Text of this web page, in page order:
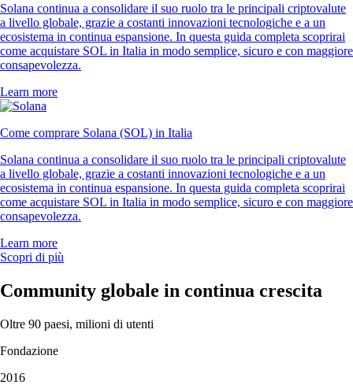
Solana continua a consolidare il suo ruolo tra le principali criptovalute
a livello globale, grazie a costanti innovazioni tecnologiche e a un
ecosistema in continua espansione. In questa guida completa scoprirai
come acquistare SOL in Italia in modo semplice, sicuro e con maggiore
consapevolezza.
Learn more
Come comprare Solana (SOL) in Italia
Solana continua a consolidare il suo ruolo tra le principali criptovalute
a livello globale, grazie a costanti innovazioni tecnologiche e a un
ecosistema in continua espansione. In questa guida completa scoprirai
come acquistare SOL in Italia in modo semplice, sicuro e con maggiore
consapevolezza.
Learn more
Scopri di più
Community globale in continua crescita
Oltre 90 paesi, milioni di utenti
Fondazione
2016